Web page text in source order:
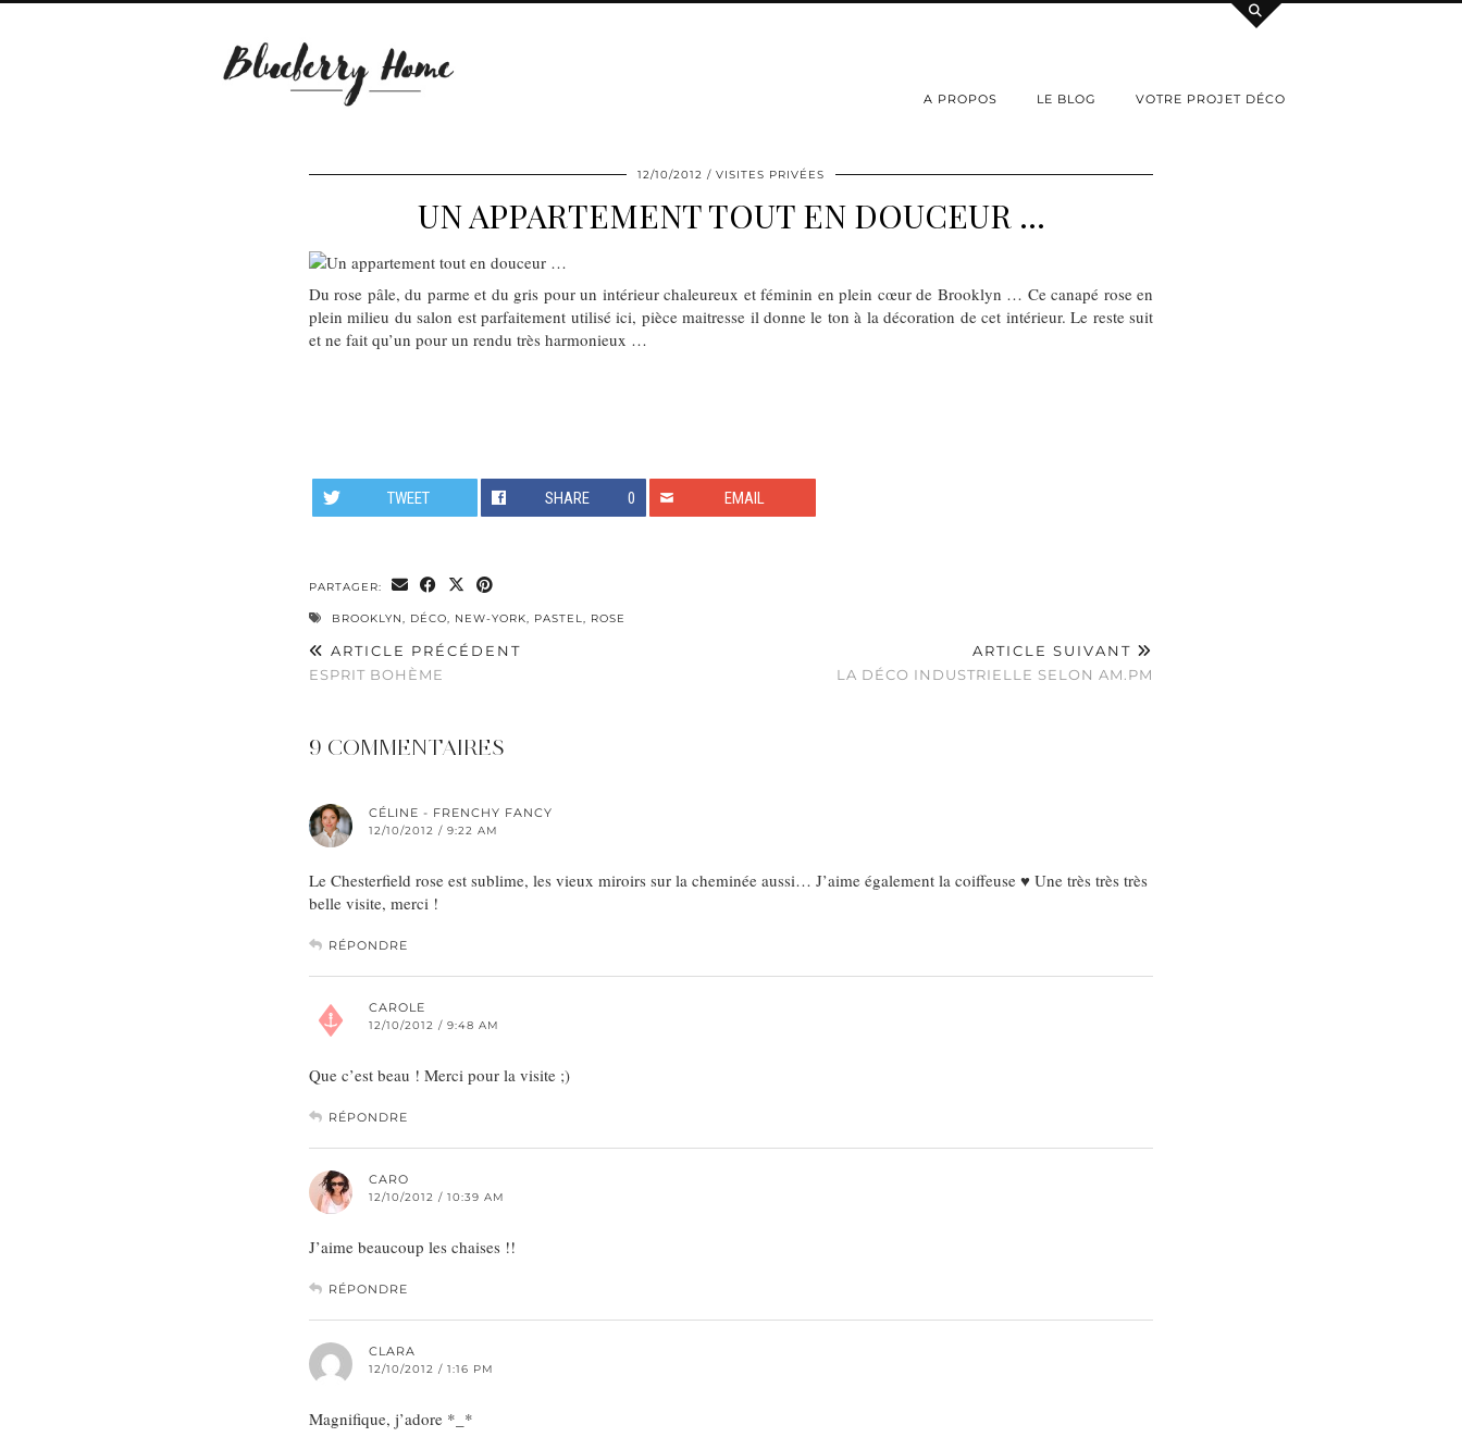
A PROPOS LE BLOG VOTRE PROJET DÉCO
12/10/2012 VISITES PRIVÉES
UN APPARTEMENT TOUT EN DOUCEUR …
Du rose pâle, du parme et du gris pour un intérieur chaleureux et féminin en plein cœur de Brooklyn … Ce canapé rose en
plein milieu du salon est parfaitement utilisé ici, pièce maitresse il donne le ton à la décoration de cet intérieur. Le reste suit
et ne fait qu’un pour un rendu très harmonieux …
TWEET SHARE 0 EMAIL
PARTAGER:
BROOKLYN, DÉCO, NEW-YORK, PASTEL, ROSE
ARTICLE PRÉCÉDENT
ESPRIT BOHÈME
ARTICLE SUIVANT
LA DÉCO INDUSTRIELLE SELON AM.PM
9 COMMENTAIRES
CÉLINE - FRENCHY FANCY
12/10/2012 / 9:22 AM
Le Chesterfield rose est sublime, les vieux miroirs sur la cheminée aussi… J’aime également la coiffeuse ♥ Une très très très
belle visite, merci !
RÉPONDRE
CAROLE
12/10/2012 / 9:48 AM
Que c’est beau ! Merci pour la visite ;)
RÉPONDRE
CARO
12/10/2012 / 10:39 AM
J’aime beaucoup les chaises !!
RÉPONDRE
CLARA
12/10/2012 / 1:16 PM
Magnifique, j’adore *_*